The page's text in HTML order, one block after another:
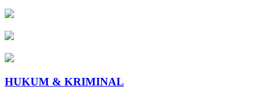
HUKUM & KRIMINAL